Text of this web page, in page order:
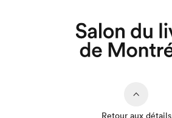
Retour aux détails